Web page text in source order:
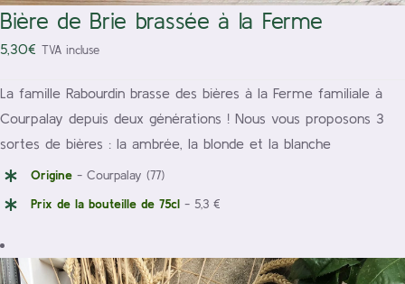
Bière de Brie brassée à la Ferme
5,30€ TVA incluse
La famille Rabourdin brasse des bières à la Ferme familiale à
Courpalay depuis deux générations ! Nous vous proposons 3
sortes de bières : la ambrée, la blonde et la blanche
Origine- Courpalay (77)
Prix de la bouteille de 75cl - 5,3 €